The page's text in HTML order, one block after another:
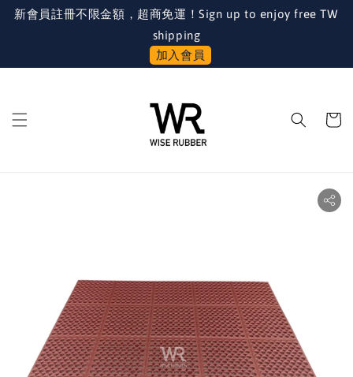
新會員註冊不限金額，超商免運！Sign up to enjoy free TW
shipping
加入會員